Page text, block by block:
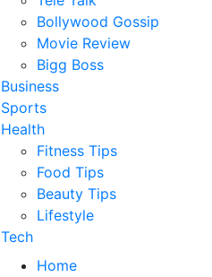
Bollywood Gossip
Movie Review
Bigg Boss
Business
Sports
Health
Fitness Tips
Food Tips
Beauty Tips
Lifestyle
Tech
Home